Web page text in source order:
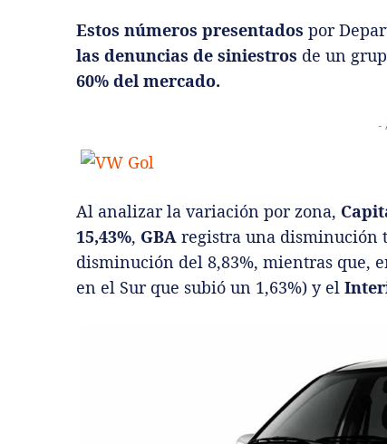
Estos números presentados por
las denuncias de siniestros de un
60% del mercado.
-
Al analizar la variación por zona,
15,43%, GBA registra una disminución
disminución del 8,83%, mientras que,
en el Sur que subió un 1,63%) y el